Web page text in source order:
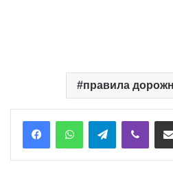
правила
TelegramViber